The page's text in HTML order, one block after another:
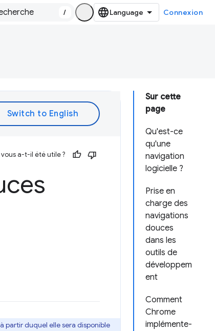
/ Connexion
Sur cette
page
Qu'est-ce
qu'une
navigation
logicielle ?
Prise en
charge des
navigations
douces
dans les
outils de
développem
ent
Comment
Chrome
implémente-
a-t-il été utile ?
partir duquel elle sera disponible